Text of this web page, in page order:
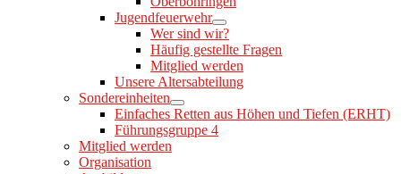
Jugendfeuerwehr
Wer sind wir?
Häufig gestellte Fragen
Mitglied werden
Unsere Altersabteilung
Sondereinheiten
Einfaches Retten aus Höhen und Tiefen (ERHT)
Führungsgruppe 4
Mitglied werden
Organisation